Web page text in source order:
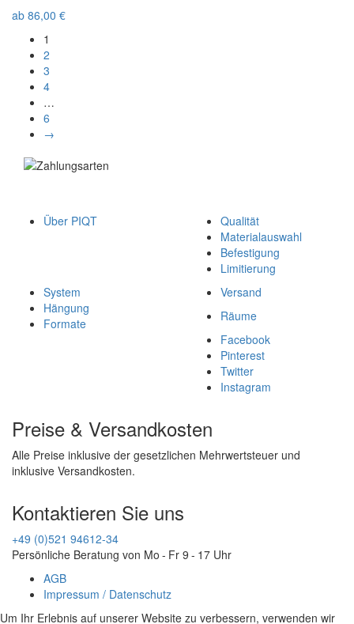
ab 86,00 €
1
2
3
4
…
6
→
Über PIQT
Qualität
Materialauswahl
Befestigung
Limitierung
System
Hängung
Formate
Versand
Räume
Facebook
Pinterest
Twitter
Instagram
Preise & Versandkosten
Alle Preise inklusive der gesetzlichen Mehrwertsteuer und
inklusive Versandkosten.
Kontaktieren Sie uns
+49 (0)521 94612-34
Persönliche Beratung von Mo - Fr 9 - 17 Uhr
AGB
Impressum / Datenschutz
Um Ihr Erlebnis auf unserer Website zu verbessern, verwenden wir